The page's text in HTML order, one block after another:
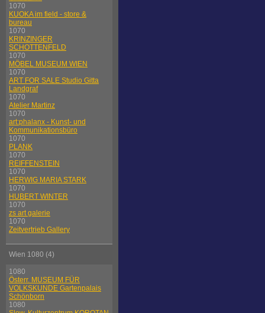
1070
KUOKA im field - store &
bureau
1070
KRINZINGER
SCHOTTENFELD
1070
MÖBEL MUSEUM WIEN
1070
ART FOR SALE Studio Gitta
Landgraf
1070
Atelier Martinz
1070
art:phalanx - Kunst- und
Kommunikationsbüro
1070
PLANK
1070
REIFFENSTEIN
1070
HERWIG MARIA STARK
1070
HUBERT WINTER
1070
zs art galerie
1070
Zeitvertrieb Gallery
Wien 1080 (4)
1080
Österr. MUSEUM FÜR
VOLKSKUNDE Gartenpalais
Schönborn
1080